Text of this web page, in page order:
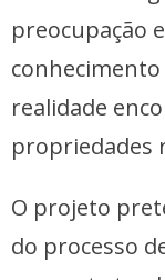
preocupação
realidade
propriedades
O projeto
do processo